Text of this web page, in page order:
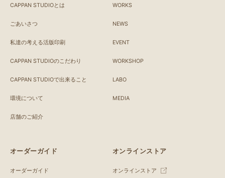
CAPPAN STUDIOとは
ごあいさつ
私達の考える活版印刷
CAPPAN STUDIOのこだわり
CAPPAN STUDIOで出来ること
環境について
店舗のご紹介
WORKS
NEWS
EVENT
WORKSHOP
LABO
MEDIA
オーダーガイド
オーダーガイド
オンラインストア
オンラインストア